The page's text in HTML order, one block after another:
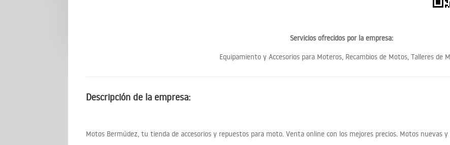
Servicios ofrecidos por la empresa:
Equipamiento y Accesorios para Moteros, Recambios de Motos, Talleres de
Descripción de la empresa:
Motos Bermúdez, tu tienda de accesorios y repuestos para moto. Venta online con los mejores precios. Motos nuevas y